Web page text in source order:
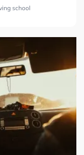
school